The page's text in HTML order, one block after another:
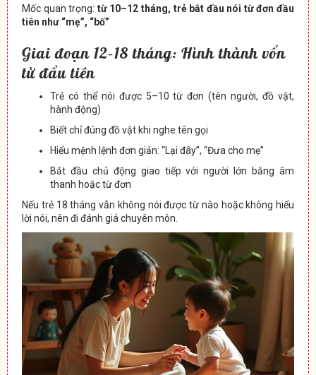
Mốc quan trọng: từ 10–12 tháng, trẻ bắt đầu nói từ đơn đầu
tiên như “mẹ”, “bố”
Giai đoạn 12–18 tháng: Hình thành vốn
từ đầu tiên
Trẻ có thể nói được 5–10 từ đơn (tên người, đồ vật,
hành động)
Biết chỉ đúng đồ vật khi nghe tên gọi
Hiểu mệnh lệnh đơn giản: “Lại đây”, “Đưa cho mẹ”
Bắt đầu chủ động giao tiếp với người lớn bằng âm
thanh hoặc từ đơn
Nếu trẻ 18 tháng vẫn không nói được từ nào hoặc không hiểu
lời nói, nên đi đánh giá chuyên môn.